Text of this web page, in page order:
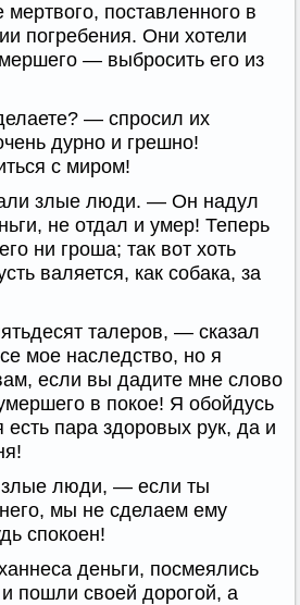
мертвого, поставленного в
погребения. Они хотели
— выбросить его из
— спросил их
дурно и грешно!
с миром!
злые люди. — Он надул
не отдал и умер! Теперь
ни гроша; так вот хоть
валяется, как собака, за
талеров, — сказал
мое наследство, но я
если вы дадите мне слово
в покое! Я обойдусь
есть пара здоровых рук, да и
люди, — если ты
мы не сделаем ему
спокоен!
деньги, посмеялись
и пошли своей дорогой, а